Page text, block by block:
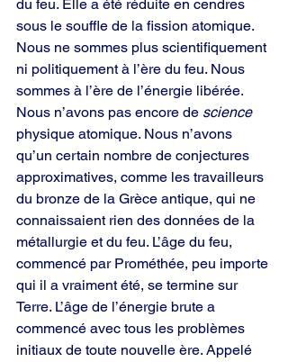
du feu. Elle a été réduite en cendres
sous le souffle de la fission atomique.
Nous ne sommes plus scientifiquement
ni politiquement à l’ère du feu. Nous
sommes à l’ère de l’énergie libérée.
Nous n’avons pas encore de science
physique atomique. Nous n’avons
qu’un certain nombre de conjectures
approximatives, comme les travailleurs
du bronze de la Grèce antique, qui ne
connaissaient rien des données de la
métallurgie et du feu. L’âge du feu,
commencé par Prométhée, peu importe
qui il a vraiment été, se termine sur
Terre. L’âge de l’énergie brute a
commencé avec tous les problèmes
initiaux de toute nouvelle ère. Appelé